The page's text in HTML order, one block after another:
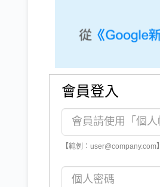
會員登入
【範例：user@company.com】